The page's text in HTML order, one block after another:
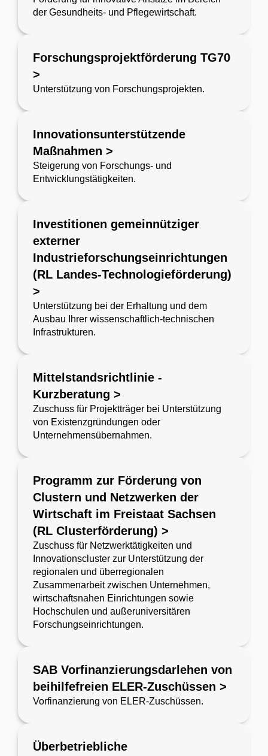
der Gesundheits- und Pflegewirtschaft.
Forschungsprojektförderung TG70
>
Unterstützung von Forschungsprojekten.
Innovationsunterstützende
Maßnahmen >
Steigerung von Forschungs- und
Entwicklungstätigkeiten.
Investitionen gemeinnütziger
externer
Industrieforschungseinrichtungen
(RL Landes-Technologieförderung)
>
Unterstützung bei der Erhaltung und dem
Ausbau Ihrer wissenschaftlich-technischen
Infrastrukturen.
Mittelstandsrichtlinie -
Kurzberatung >
Zuschuss für Projektträger bei Unterstützung
von Existenzgründungen oder
Unternehmensübernahmen.
Programm zur Förderung von
Clustern und Netzwerken der
Wirtschaft im Freistaat Sachsen
(RL Clusterförderung) >
Zuschuss für Netzwerktätigkeiten und
Innovationscluster zur Unterstützung der
regionalen und überregionalen
Zusammenarbeit zwischen Unternehmen,
wirtschaftsnahen Einrichtungen sowie
Hochschulen und außeruniversitären
Forschungseinrichtungen.
SAB Vorfinanzierungsdarlehen von
beihilfefreien ELER-Zuschüssen >
Vorfinanzierung von ELER-Zuschüssen.
Überbetriebliche